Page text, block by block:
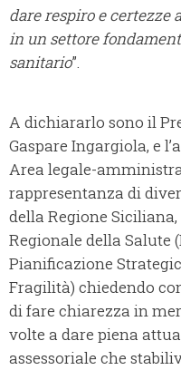
dare respiro e
in un settore
sanitario”.
A dichiararlo sono il
Gaspare Ingargiola, e
Area legale-
rappresentanza di
della Regione
Regionale della Salute
Pianificazione
Fragilità) chiedendo
di fare chiarezza in
volte a dare piena
assessoriale che